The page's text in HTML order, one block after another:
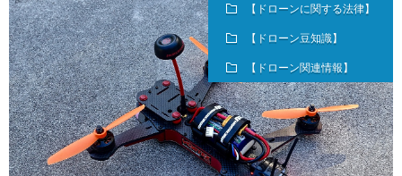
【ドローンに関する法律】
【ドローン豆知識】
【ドローン関連情報】